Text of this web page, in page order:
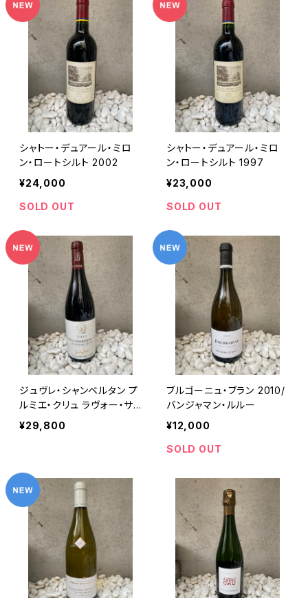
シャトー・デュアール・ミロ
ン・ロートシルト 2002
¥24,000
SOLD OUT
シャトー・デュアール・ミロ
ン・ロートシルト 1997
¥23,000
SOLD OUT
ジュヴレ・シャンベルタン プ
ルミエ・クリュ ラヴォー・サ
ン・ジャック 2011/ドルーア
ン・ラローズ
¥29,800
ブルゴーニュ・ブラン 2010/
バンジャマン・ルルー
¥12,000
SOLD OUT